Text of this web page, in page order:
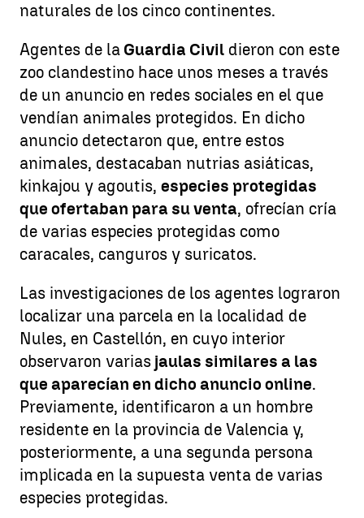
naturales de los cinco continentes.
Agentes de la Guardia Civil dieron con este
zoo clandestino hace unos meses a través
de un anuncio en redes sociales en el que
vendían animales protegidos. En dicho
anuncio detectaron que, entre estos
animales, destacaban nutrias asiáticas,
kinkajou y agoutis, especies protegidas
que ofertaban para su venta, ofrecían cría
de varias especies protegidas como
caracales, canguros y suricatos.
Las investigaciones de los agentes lograron
localizar una parcela en la localidad de
Nules, en Castellón, en cuyo interior
observaron varias jaulas similares a las
que aparecían en dicho anuncio online.
Previamente, identificaron a un hombre
residente en la provincia de Valencia y,
posteriormente, a una segunda persona
implicada en la supuesta venta de varias
especies protegidas.